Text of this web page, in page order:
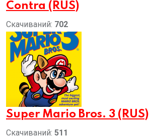
Contra (RUS)
Скачиваний: 702
Super Mario Bros. 3 (RUS)
Скачиваний: 511